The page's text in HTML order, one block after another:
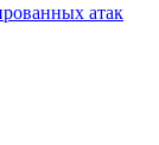
атак